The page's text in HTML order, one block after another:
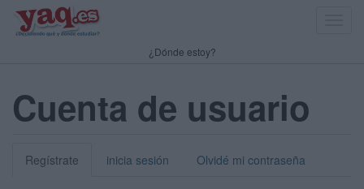
¿Dónde estoy?
Cuenta de usuario
Regístrate inicia sesión Olvidé mi contraseña